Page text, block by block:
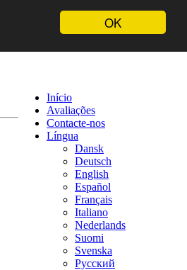
OK
Início
Avaliações
Contacte-nos
Língua
Dansk
Deutsch
English
Español
Français
Italiano
Nederlands
Suomi
Svenska
Русский